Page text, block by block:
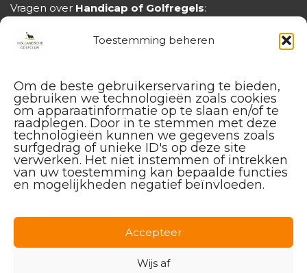
Toestemming beheren
Om de beste gebruikerservaring te bieden,
gebruiken we technologieën zoals cookies
om apparaatinformatie op te slaan en/of te
raadplegen. Door in te stemmen met deze
technologieën kunnen we gegevens zoals
surfgedrag of unieke ID's op deze site
verwerken. Het niet instemmen of intrekken
van uw toestemming kan bepaalde functies
en mogelijkheden negatief beïnvloeden.
Accepteer
Wijs af
Vragen over Handicap of Golfregels:
Instagram